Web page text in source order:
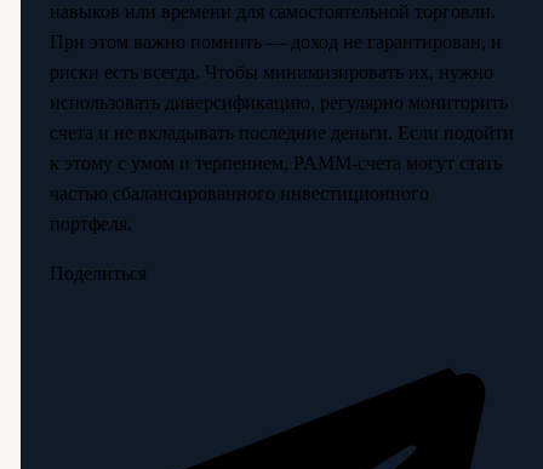
навыков или времени для самостоятельной торговли.
При этом важно помнить — доход не гарантирован, и
риски есть всегда. Чтобы минимизировать их, нужно
использовать диверсификацию, регулярно мониторить
счета и не вкладывать последние деньги. Если подойти
к этому с умом и терпением, PAMM-счета могут стать
частью сбалансированного инвестиционного
портфеля.
Поделиться